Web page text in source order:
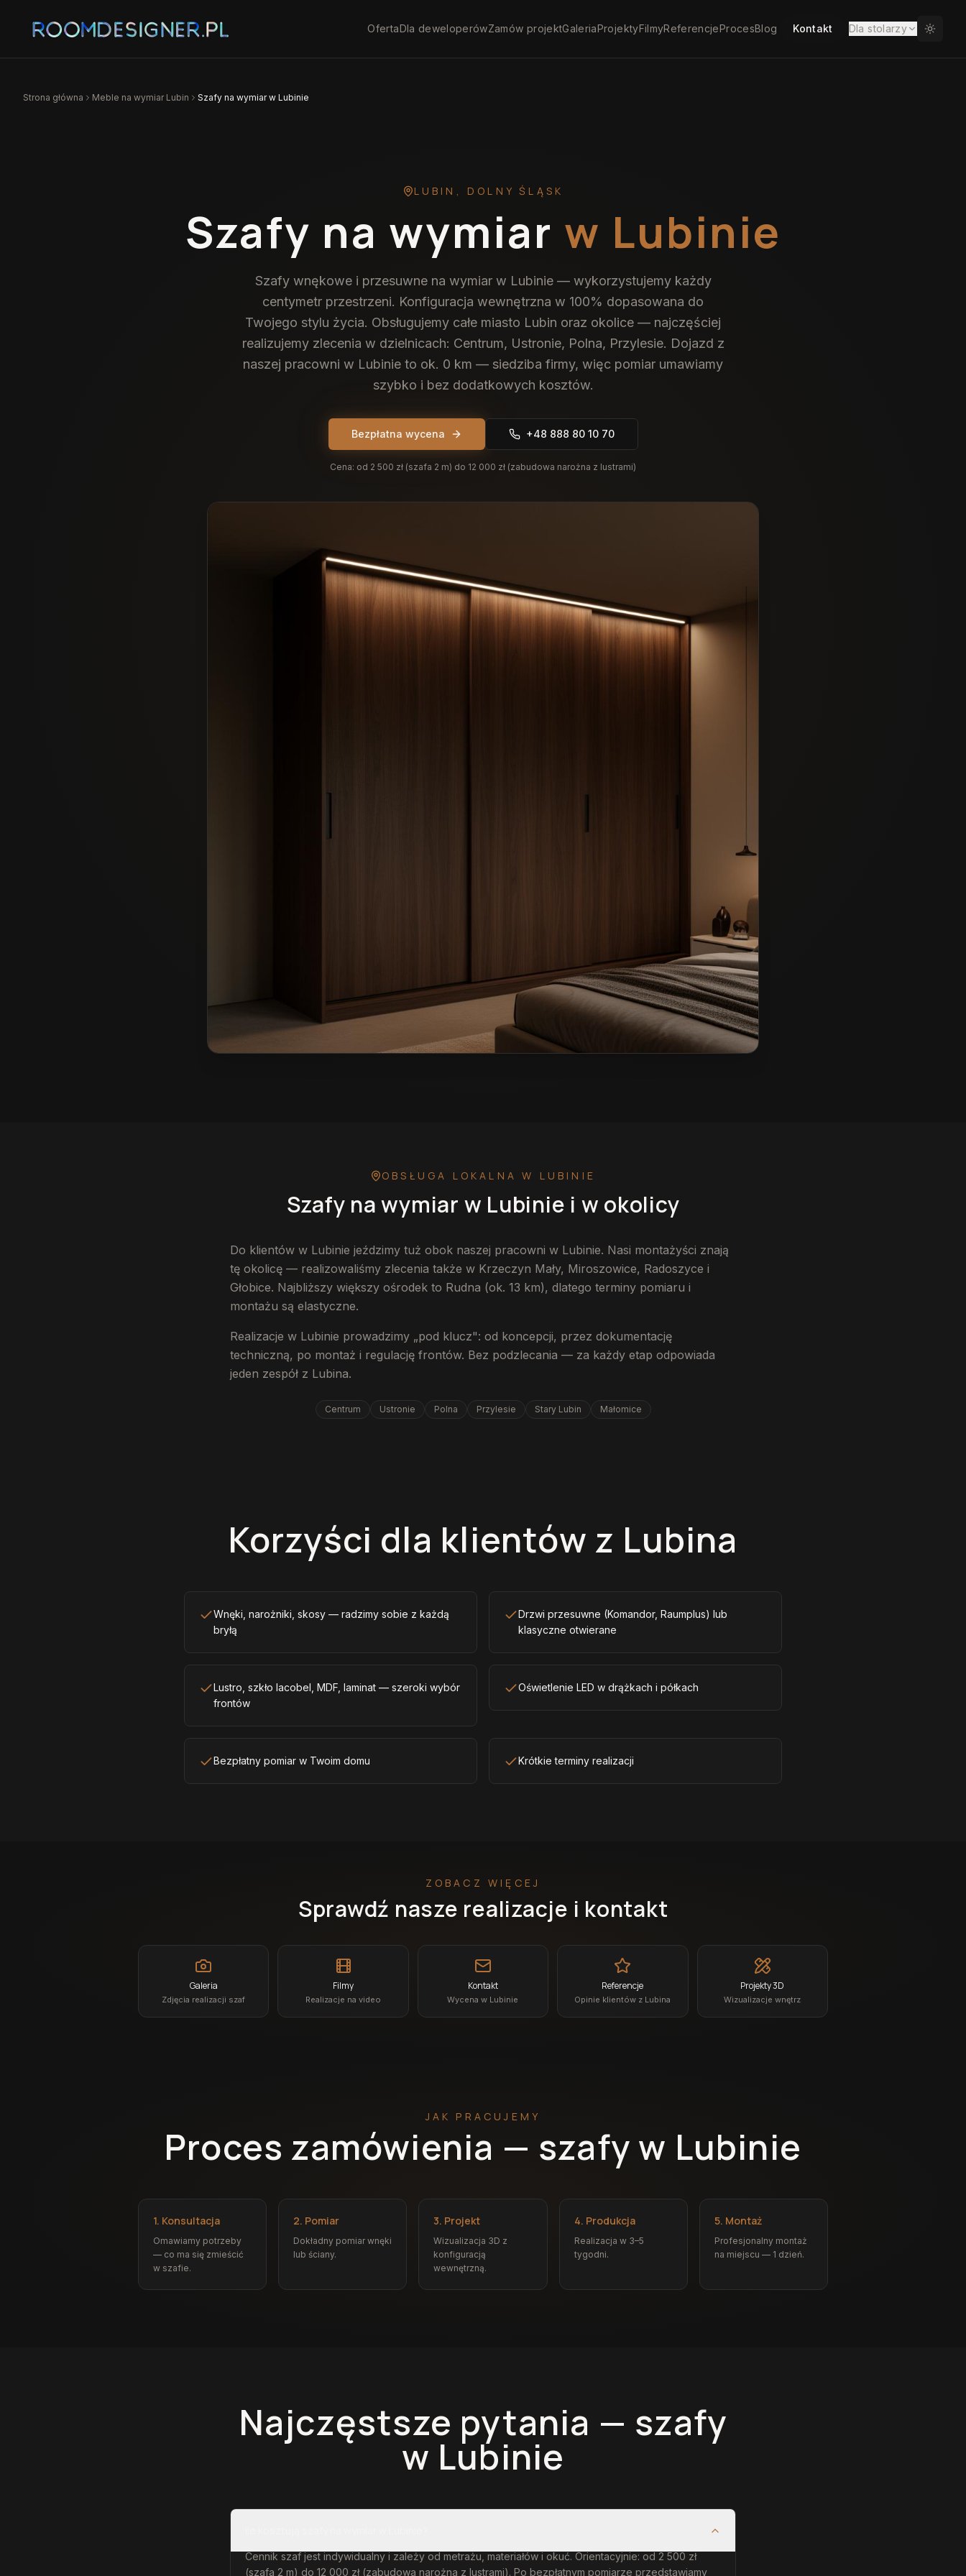
OfertaDla deweloperówZamów projektGaleriaProjektyFilmyReferencjeProcesBlog Kontakt Dla stolarzy
Strona główna Meble na wymiar Lubin Szafy na wymiar w Lubinie
LUBIN , DOLNY ŚLĄSK
Szafy na wymiar w Lubinie
Szafy wnękowe i przesuwne na wymiar w Lubinie — wykorzystujemy każdy
centymetr przestrzeni. Konfiguracja wewnętrzna w 100% dopasowana do
Twojego stylu życia. Obsługujemy całe miasto Lubin oraz okolice — najczęściej
realizujemy zlecenia w dzielnicach: Centrum, Ustronie, Polna, Przylesie. Dojazd z
naszej pracowni w Lubinie to ok. 0 km — siedziba firmy, więc pomiar umawiamy
szybko i bez dodatkowych kosztów.
Bezpłatna wycena +48 888 80 10 70
Cena: od 2 500 zł (szafa 2 m) do 12 000 zł (zabudowa narożna z lustrami)
OBSŁUGA LOKALNAW LUBINIE
Szafy na wymiar w Lubinie i w okolicy
Do klientów w Lubinie jeździmy tuż obok naszej pracowni w Lubinie. Nasi montażyści znają
tę okolicę — realizowaliśmy zlecenia także w Krzeczyn Mały, Miroszowice, Radoszyce i
Głobice. Najbliższy większy ośrodek to Rudna (ok. 13 km), dlatego terminy pomiaru i
montażu są elastyczne.
Realizacje w Lubinie prowadzimy „pod klucz": od koncepcji, przez dokumentację
techniczną, po montaż i regulację frontów. Bez podzlecania — za każdy etap odpowiada
jeden zespół z Lubina.
Centrum Ustronie Polna Przylesie Stary Lubin Małomice
Korzyści dla klientów z Lubina
Wnęki, narożniki, skosy — radzimy sobie z każdą
bryłą
Drzwi przesuwne (Komandor, Raumplus) lub
klasyczne otwierane
Lustro, szkło lacobel, MDF, laminat — szeroki wybór
frontów
Oświetlenie LED w drążkach i półkach
Bezpłatny pomiar w Twoim domu Krótkie terminy realizacji
ZOBACZ WIĘCEJ
Sprawdź nasze realizacje i kontakt
Galeria
Zdjęcia realizacji szaf
Filmy
Realizacje na video
Kontakt
Wycena w Lubinie
Referencje
Opinie klientów z Lubina
Projekty 3D
Wizualizacje wnętrz
JAK PRACUJEMY
Proces zamówienia — szafy w Lubinie
1. Konsultacja
Omawiamy potrzeby
— co ma się zmieścić
w szafie.
2. Pomiar
Dokładny pomiar wnęki
lub ściany.
3. Projekt
Wizualizacja 3D z
konfiguracją
wewnętrzną.
4. Produkcja
Realizacja w 3–5
tygodni.
5. Montaż
Profesjonalny montaż
na miejscu — 1 dzień.
Najczęstsze pytania — szafy
w Lubinie
Cennik szaf jest indywidualny i zależy od metrażu, materiałów i okuć. Orientacyjnie: od 2 500 zł
(szafa 2 m) do 12 000 zł (zabudowa narożna z lustrami). Po bezpłatnym pomiarze przedstawiamy